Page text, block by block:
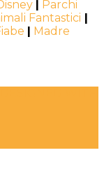
Parchi
Fantastici
Madre